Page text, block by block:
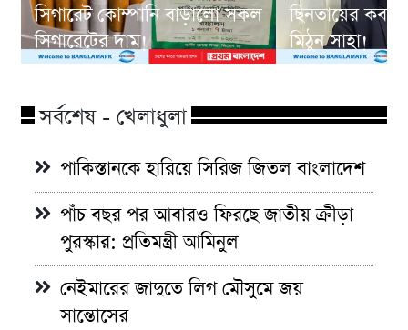
সিগারেট কোম্পানি বাড়ালো সকল
সিগারেটের দাম!
ছিনতায়ের
মিঠুন সাহা!
সর্বশেষ - খেলাধুলা
পাকিস্তানকে হারিয়ে সিরিজ জিতল বাংলাদেশ
পাঁচ বছর পর আবারও ফিরছে জাতীয় ক্রীড়া
পুরস্কার: প্রতিমন্ত্রী আমিনুল
নেইমারের জাদুতে লিগ মৌসুমে জয়
সান্তোসের